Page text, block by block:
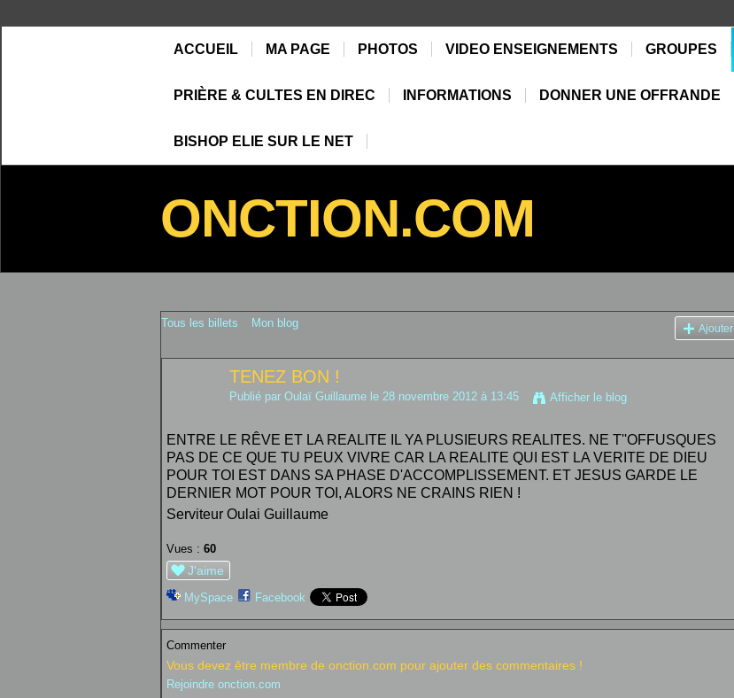
ACCUEIL MA PAGE PHOTOS VIDEO ENSEIGNEMENTS GROUPES
PRIÈRE & CULTES EN DIREC INFORMATIONS DONNER UNE OFFRANDE
BISHOP ELIE SUR LE NET
ONCTION.COM
Tous les billets Mon blog Ajouter
TENEZ BON !
Publié par Oulaï Guillaume le 28 novembre 2012 à 13:45 Afficher le blog
ENTRE LE RÊVE ET LA REALITE IL YA PLUSIEURS REALITES. NE T''OFFUSQUES
PAS DE CE QUE TU PEUX VIVRE CAR LA REALITE QUI EST LA VERITE DE DIEU
POUR TOI EST DANS SA PHASE D'ACCOMPLISSEMENT. ET JESUS GARDE LE
DERNIER MOT POUR TOI, ALORS NE CRAINS RIEN !
Serviteur Oulai Guillaume
Vues : 60
J'aime
MySpace Facebook
Commenter
Vous devez être membre de onction.com pour ajouter des commentaires !
Rejoindre onction.com